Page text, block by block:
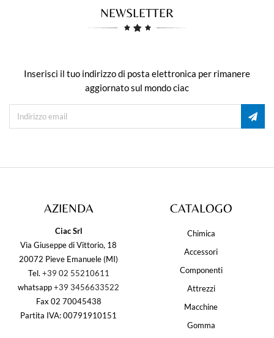
NEWSLETTER
Inserisci il tuo indirizzo di posta elettronica per rimanere
aggiornato sul mondo ciac
AZIENDA
Ciac Srl
Via Giuseppe di Vittorio, 18
20072 Pieve Emanuele (MI)
Tel. +39 02 55210611
whatsapp+39 3456633522
Fax 02 70045438
Partita IVA: 00791910151
CATALOGO
Chimica
Accessori
Componenti
Attrezzi
Macchine
Gomma